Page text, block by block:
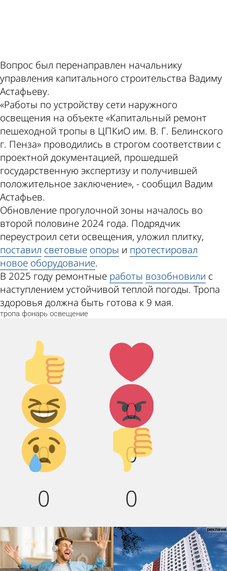
Вопрос был перенаправлен начальнику
управления капитального строительства Вадиму
Астафьеву.
«Работы по устройству сети наружного
освещения на объекте «Капитальный ремонт
пешеходной тропы в ЦПКиО им. В. Г. Белинского
г. Пенза» проводились в строгом соответствии с
проектной документацией, прошедшей
государственную экспертизу и получившей
положительное заключение», - сообщил Вадим
Астафьев.
Обновление прогулочной зоны началось во
второй половине 2024 года. Подрядчик
переустроил сети освещения, уложил плитку,
поставил световые опоры и протестировал
новое оборудование.
В 2025 году ремонтные работы возобновили c
наступлением устойчивой теплой погоды. Тропа
здоровья должна быть готова к 9 мая.
тропа фонарь освещение
Палец
вверх!
0
Лайк!
0
Дикий
смех!
0
Агрессия!
0
Грусть :(
0
Палец
вниз!
0